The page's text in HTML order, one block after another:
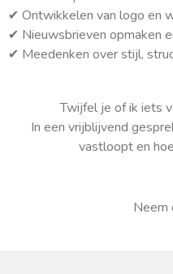
✔ Ontwikkelen van logo en
✔ Nieuwsbrieven opmaken
✔ Meedenken over stijl,
Twijfel je of ik iets
In een vrijblijvend
vastloopt en
Neem